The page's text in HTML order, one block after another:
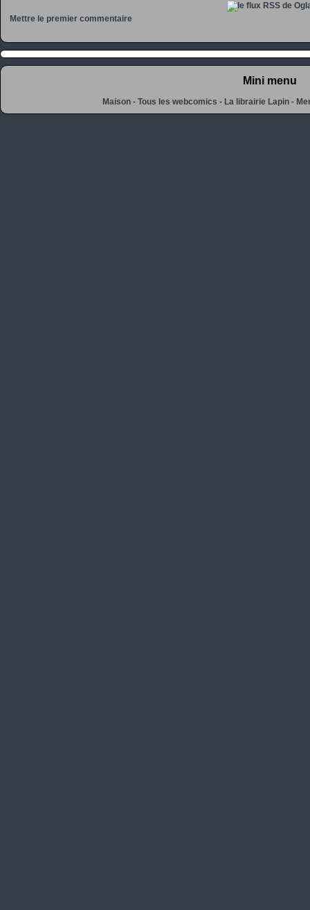
Mettre le premier commentaire
Mini menu
Maison -Tous les webcomics -La librairie Lapin -